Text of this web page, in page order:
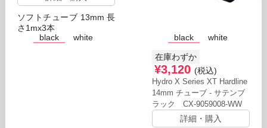
ソフトチューブ 13mm 長
さ1mx3本
black
white
在庫わずか
¥3,120 (税込)
Hydro X Series XT Hardline
14mm チューブ - サテンブ
ラック CX-9059008-WW
詳細・購入
black white